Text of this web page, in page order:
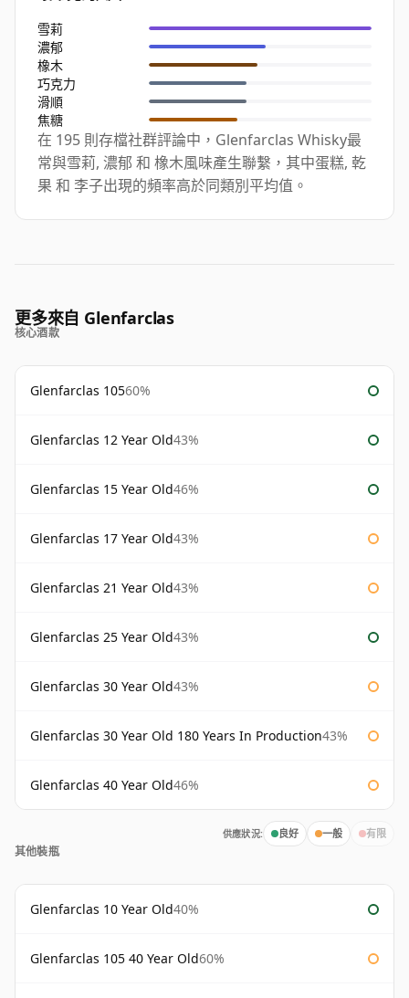
雪莉
濃郁
橡木
巧克力
滑順
焦糖
在 195 則存檔社群評論中，Glenfarclas Whisky最
常與雪莉, 濃郁 和 橡木風味產生聯繫，其中蛋糕, 乾
果 和 李子出現的頻率高於同類別平均值。
更多來自 Glenfarclas
核心酒款
Glenfarclas 10560%
Glenfarclas 12 Year Old43%
Glenfarclas 15 Year Old46%
Glenfarclas 17 Year Old43%
Glenfarclas 21 Year Old43%
Glenfarclas 25 Year Old43%
Glenfarclas 30 Year Old43%
Glenfarclas 30 Year Old 180 Years In Production43%
Glenfarclas 40 Year Old46%
供應狀況: 良好 一般 有限
其他裝瓶
Glenfarclas 10 Year Old40%
Glenfarclas 105 40 Year Old60%